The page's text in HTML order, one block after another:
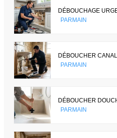
DÉBOUCHAGE
PARMAIN
DÉBOUCHER
PARMAIN
DÉBOUCHER
PARMAIN